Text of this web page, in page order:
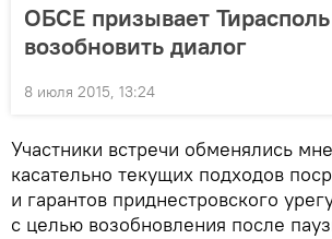
ОБСЕ призывает
возобновить диалог
8 июля 2015, 13:24
Участники встречи обменялись
касательно текущих подходов
и гарантов приднестровского
с целью возобновления после